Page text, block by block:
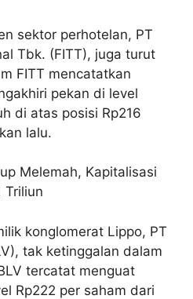
sektor perhotelan, PT
Tbk. (FITT), juga turut
FITT mencatatkan
pekan di level
di atas posisi Rp216
lalu.
Melemah, Kapitalisasi
Triliun
konglomerat Lippo, PT
tak ketinggalan dalam
tercatat menguat
Rp222 per saham dari